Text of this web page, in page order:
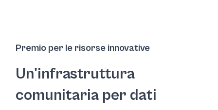
Premio per le risorse innovative
Un'infrastruttura
comunitaria per dati